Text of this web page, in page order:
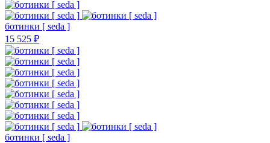
ботинки [ seda ]
15 525 ₽
ботинки [ seda ]